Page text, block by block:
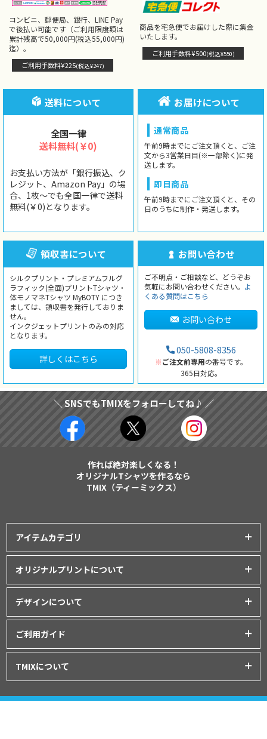
コンビニ、郵便局、銀行、LINE Pay
で後払い可能です（ご利用限度額は
累計残高で50,000円(税込55,000円)
迄）。
ご利用手数料¥225(税込¥247)
商品を宅急便でお届けした際に集金
いたします。
ご利用手数料¥500(税込¥550)
送料について
全国一律
送料無料(￥0)
お支払い方法が「銀行振込、ク
レジット、Amazon Pay」の場
合、1枚〜でも全国一律で送料
無料(￥0)となります。
お届けについて
通常商品
午前9時までにご注文頂くと、ご注
文から3営業日目(※一部除く)に発
送します。
即日商品
午前9時までにご注文頂くと、その
日のうちに制作・発送します。
領収書について
シルクプリント・プレミアムフルグ
ラフィック(全面)プリントTシャツ・
体モノマネTシャツ MyBOTY につき
ましては、領収書を発行しておりま
せん。
インクジェットプリントのみの対応
となります。
詳しくはこちら
お問い合わせ
ご不明点・ご相談など、どうぞお
気軽にお問い合わせください。 よ
くある質問はこちら
お問い合わせ
050-5808-8356
※ご注文前専用の番号です。
365日対応。
＼ SNSでもTMIXをフォローしてね♪ ／
作れば絶対楽しくなる！
オリジナルTシャツを作るなら
TMIX（ティーミックス）
アイテムカテゴリ
ポロシャツ│ スポーツウェア
パーカー・スウェット│ベビー服
バッグ・ポーチ
シャツ│ユニフォーム│パンツ
グッズ│マグカップ・ボトル│キャップ
オリジナルプリントについて
シルクスクリーンプリント
昇華転写プリント
フルグラフィックプリント
デザインについて
デザインシミュレーター
データ入稿について
ご利用ガイド
ドンドン割について
TMIXについて